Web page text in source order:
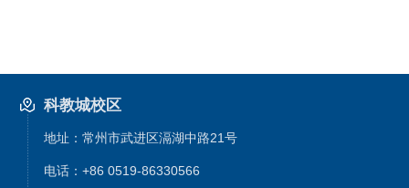
科教城校区
地址：常州市武进区滆湖中路21号
电话：+86 0519-86330566